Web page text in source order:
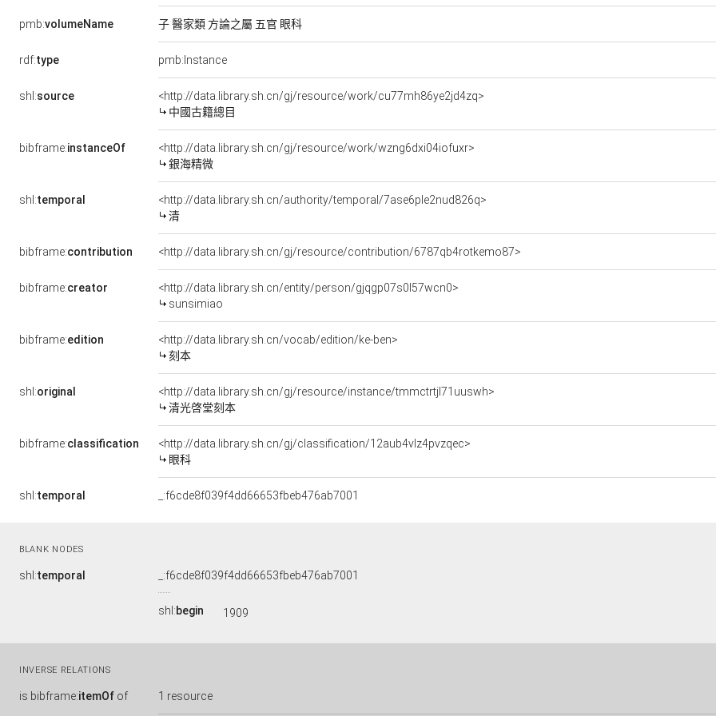
pmb:volumeName 子 醫家類 方論之屬 五官 眼科
rdf:type pmb:Instance
shl:source
<http://data.library.sh.cn/gj/resource/work/cu77mh86ye2jd4zq>
中國古籍總目
bibframe:instanceOf
<http://data.library.sh.cn/gj/resource/work/wzng6dxi04iofuxr>
銀海精微
shl:temporal
<http://data.library.sh.cn/authority/temporal/7ase6ple2nud826q>
清
bibframe:contribution <http://data.library.sh.cn/gj/resource/contribution/6787qb4rotkemo87>
bibframe:creator
<http://data.library.sh.cn/entity/person/gjqgp07s0l57wcn0>
sunsimiao
bibframe:edition
<http://data.library.sh.cn/vocab/edition/ke-ben>
刻本
shl:original
<http://data.library.sh.cn/gj/resource/instance/tmmctrtjl71uuswh>
清光啓堂刻本
bibframe:classification
<http://data.library.sh.cn/gj/classification/12aub4vlz4pvzqec>
眼科
shl:temporal _:f6cde8f039f4dd66653fbeb476ab7001
BLANK NODES
shl:temporal _:f6cde8f039f4dd66653fbeb476ab7001
shl:begin 1909
INVERSE RELATIONS
is bibframe:itemOf of 1 resource